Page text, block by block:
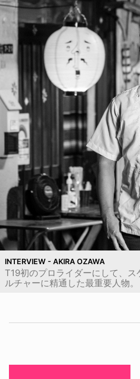
INTERVIEW - AKIRA OZAWA
T19初のプロライダーにして、
ルチャーに精通した最重要人物。